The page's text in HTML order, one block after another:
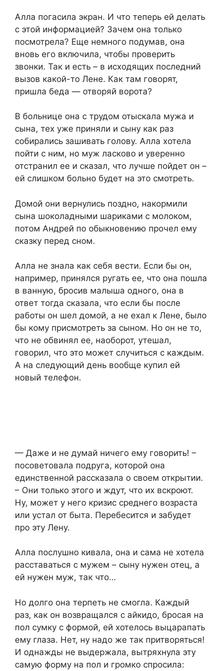
Алла погасила экран. И что теперь ей делать
с этой информацией? Зачем она только
посмотрела? Еще немного подумав, она
вновь его включила, чтобы проверить
звонки. Так и есть – в исходящих последний
вызов какой-то Лене. Как там говорят,
пришла беда — отворяй ворота?
В больнице она с трудом отыскала мужа и
сына, тех уже приняли и сыну как раз
собирались зашивать голову. Алла хотела
пойти с ним, но муж ласково и уверенно
отстранил ее и сказал, что лучше пойдет он –
ей слишком больно будет на это смотреть.
Домой они вернулись поздно, накормили
сына шоколадными шариками с молоком,
потом Андрей по обыкновению прочел ему
сказку перед сном.
Алла не знала как себя вести. Если бы он,
например, принялся ругать ее, что она пошла
в ванную, бросив малыша одного, она в
ответ тогда сказала, что если бы после
работы он шел домой, а не ехал к Лене, было
бы кому присмотреть за сыном. Но он не то,
что не обвинял ее, наоборот, утешал,
говорил, что это может случиться с каждым.
А на следующий день вообще купил ей
новый телефон.
— Даже и не думай ничего ему говорить! –
посоветовала подруга, которой она
единственной рассказала о своем открытии.
– Они только этого и ждут, что их вскроют.
Ну, может у него кризис среднего возраста
или устал от быта. Перебесится и забудет
про эту Лену.
Алла послушно кивала, она и сама не хотела
расставаться с мужем – сыну нужен отец, а
ей нужен муж, так что…
Но долго она терпеть не смогла. Каждый
раз, как он возвращался с айкидо, бросая на
пол сумку с формой, ей хотелось выцарапать
ему глаза. Нет, ну надо же так притворяться!
И однажды не выдержала, вытряхнула эту
самую форму на пол и громко спросила: